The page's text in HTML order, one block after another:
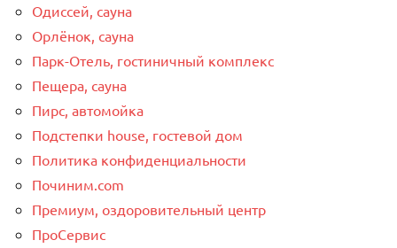
Одиссей, сауна
Орлёнок, сауна
Парк-Отель, гостиничный комплекс
Пещера, сауна
Пирс, автомойка
Подстепки house, гостевой дом
Политика конфиденциальности
Починим.com
Премиум, оздоровительный центр
ПроСервис